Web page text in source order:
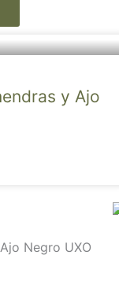
y Ajo
Negro UXO